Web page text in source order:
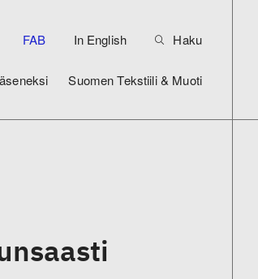
FAB In English Haku
Suomen Tekstiili & Muoti